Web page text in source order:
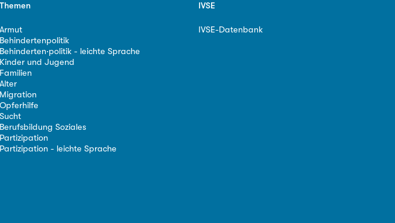
Themen
Armut
Behindertenpolitik
Behinderten·politik - leichte Sprache
Kinder und Jugend
Familien
Alter
Migration
Opferhilfe
Sucht
Berufsbildung Soziales
Partizipation
Partizipation - leichte Sprache
IVSE
IVSE-Datenbank